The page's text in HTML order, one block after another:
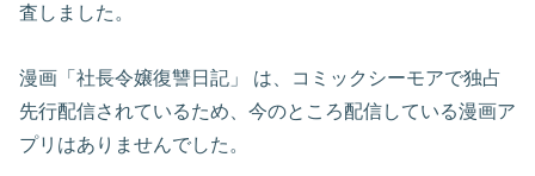
査しました。
漫画「社長令嬢復讐日記」 は、コミックシーモアで独占
先行配信されているため、今のところ配信している漫画ア
プリはありませんでした。